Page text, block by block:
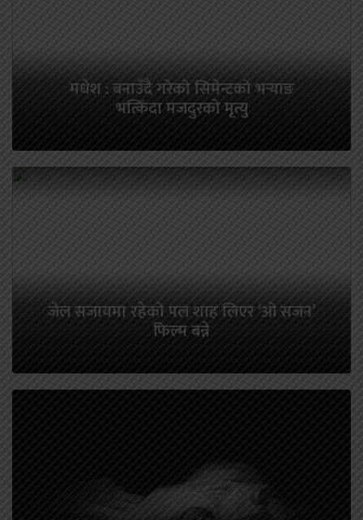
मधेश : बनाउँदै गरेको सिमेन्टको भर्‍याङ
भत्किँदा मजदुरको मृत्यु
जेल सजायमा रहेको पल शाह लिएर ‘ओ सजन’
फिल्म बन्ने